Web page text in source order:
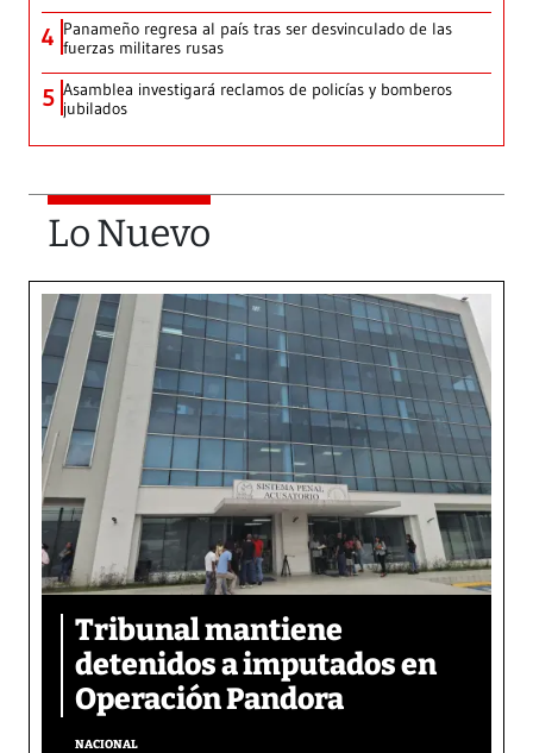
4 Panameño regresa al país tras ser desvinculado de las
fuerzas militares rusas
5 Asamblea investigará reclamos de policías y bomberos
jubilados
Lo Nuevo
Tribunal mantiene
detenidos a imputados en
Operación Pandora
NACIONAL